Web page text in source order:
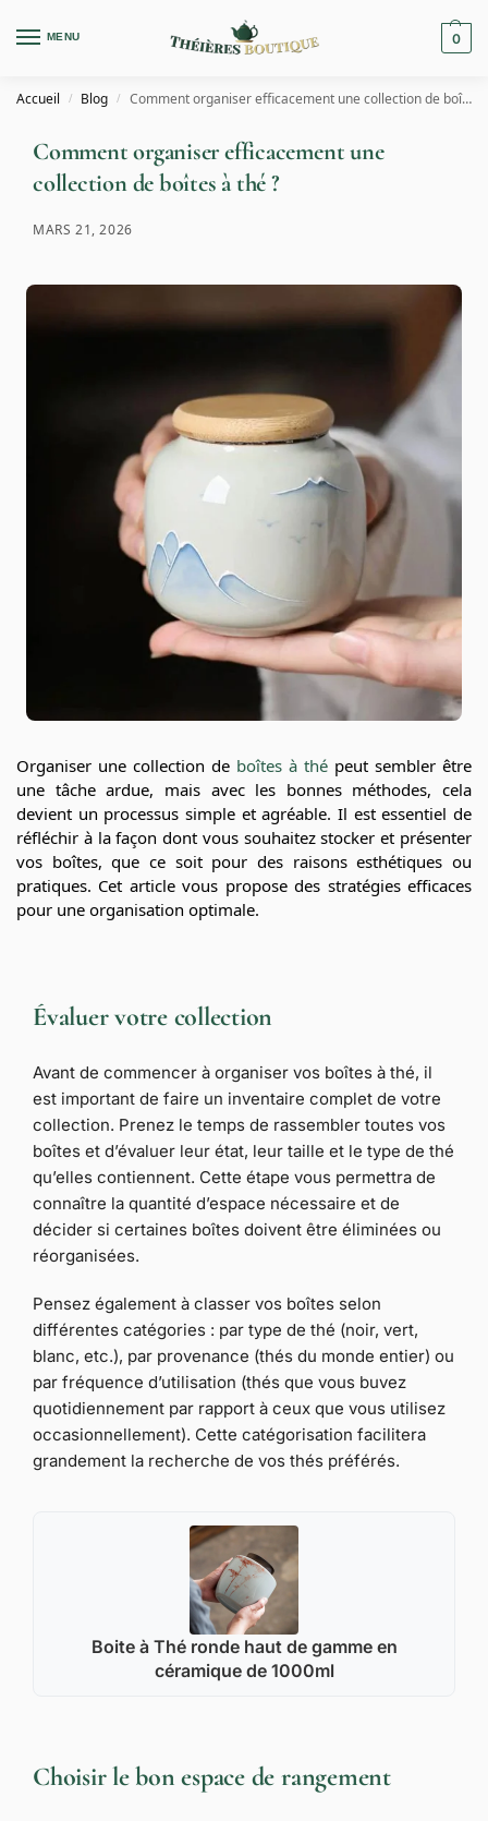
MENU 0
Accueil / Blog / Comment organiser efficacement une collection de boîtes à thé ?
Comment organiser efficacement une
collection de boîtes à thé ?
MARS 21, 2026
Organiser une collection de boîtes à thé peut sembler être
une tâche ardue, mais avec les bonnes méthodes, cela
devient un processus simple et agréable. Il est essentiel de
réfléchir à la façon dont vous souhaitez stocker et présenter
vos boîtes, que ce soit pour des raisons esthétiques ou
pratiques. Cet article vous propose des stratégies efficaces
pour une organisation optimale.
Évaluer votre collection
Avant de commencer à organiser vos boîtes à thé, il
est important de faire un inventaire complet de votre
collection. Prenez le temps de rassembler toutes vos
boîtes et d’évaluer leur état, leur taille et le type de thé
qu’elles contiennent. Cette étape vous permettra de
connaître la quantité d’espace nécessaire et de
décider si certaines boîtes doivent être éliminées ou
réorganisées.
Pensez également à classer vos boîtes selon
différentes catégories : par type de thé (noir, vert,
blanc, etc.), par provenance (thés du monde entier) ou
par fréquence d’utilisation (thés que vous buvez
quotidiennement par rapport à ceux que vous utilisez
occasionnellement). Cette catégorisation facilitera
grandement la recherche de vos thés préférés.
Boite à Thé ronde haut de gamme en
céramique de 1000ml
Choisir le bon espace de rangement